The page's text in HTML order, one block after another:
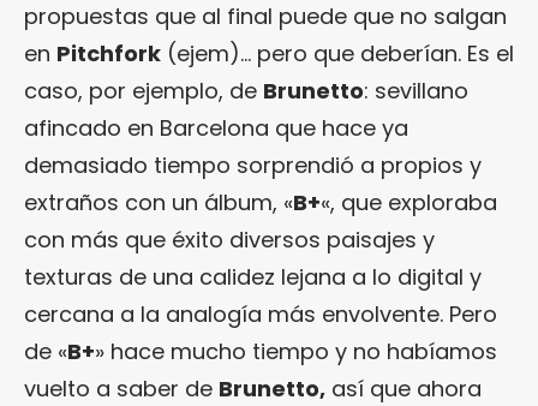
propuestas que al final puede que no salgan
en Pitchfork (ejem)… pero que deberían. Es el
caso, por ejemplo, de Brunetto: sevillano
afincado en Barcelona que hace ya
demasiado tiempo sorprendió a propios y
extraños con un álbum, «B+«, que exploraba
con más que éxito diversos paisajes y
texturas de una calidez lejana a lo digital y
cercana a la analogía más envolvente. Pero
de «B+» hace mucho tiempo y no habíamos
vuelto a saber de Brunetto, así que ahora